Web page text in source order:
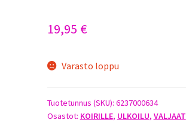
19,95 €
Varasto loppu
Tuotetunnus (SKU): 6237000634
Osastot: KOIRILLE, ULKOILU, VALJAAT